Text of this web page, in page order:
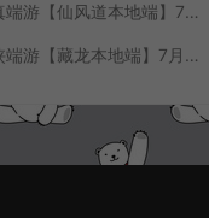
典藏奇幻修真端游【仙风道本地端】7月最新整理Win一键服务端+GM工具+PC客户端+详细搭建教程
典藏金庸武侠端游【藏龙本地端】7月最新整理Win一键服务端+GM工具+PC客户端+详细搭建教程